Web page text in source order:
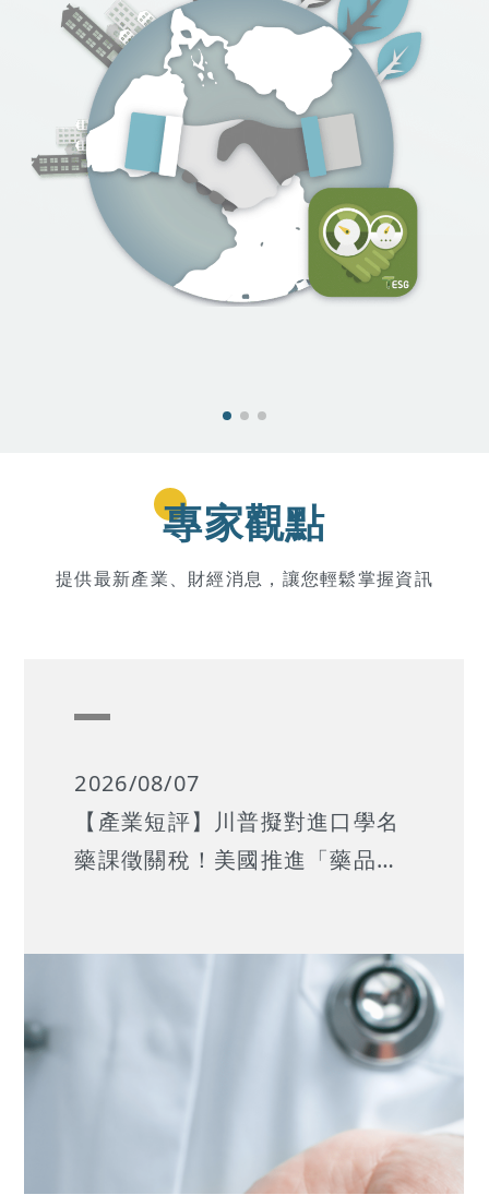
專家觀點
提供最新產業、財經消息，讓您輕鬆掌握資訊
2026/08/07
【產業短評】川普擬對進口學名
藥課徵關稅！美國推進「藥品製